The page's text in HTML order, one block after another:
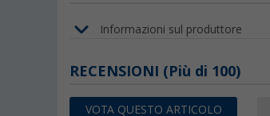
Informazioni sul produttore
RECENSIONI (Più di 100)
VOTA QUESTO ARTICOLO